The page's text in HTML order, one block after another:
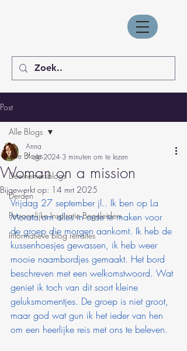
Post
Alle Blogs
Deelnemersblogs
Derden
Persoonlijke Inspiratie Begeleiders
Informatieve blog retraites
Alle Blogs
Woman on a mission
Anna
7 okt 2024 3 minuten om te lezen
Bijgewerkt op: 14 mrt 2025
Vrijdag 27 september jl.. Ik ben op La
Morata om alles in orde te maken voor
de groep die morgen aankomt. Ik heb de
kussenhoesjes gewassen, ik heb weer
mooie naambordjes gemaakt. Het bord
beschreven met een welkomstwoord. Wat
geniet ik toch van dit soort kleine
geluksmomentjes. De groep is niet groot,
maar god wat gun ik het ieder van hen
om een heerlijke reis met ons te beleven.